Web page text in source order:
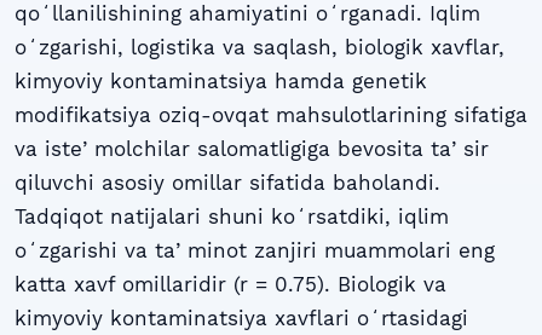
qoʻllanilishining ahamiyatini oʻrganadi. Iqlim
oʻzgarishi, logistika va saqlash, biologik xavflar,
kimyoviy kontaminatsiya hamda genetik
modifikatsiya oziq-ovqat mahsulotlarining sifatiga
va isteʼmolchilar salomatligiga bevosita taʼsir
qiluvchi asosiy omillar sifatida baholandi.
Tadqiqot natijalari shuni koʻrsatdiki, iqlim
oʻzgarishi va taʼminot zanjiri muammolari eng
katta xavf omillaridir (r = 0.75). Biologik va
kimyoviy kontaminatsiya xavflari oʻrtasidagi